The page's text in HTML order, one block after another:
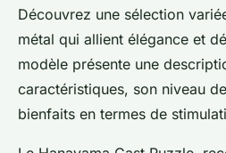
Découvrez une sélection
métal qui allient élégance et
modèle présente une
caractéristiques, son niveau
bienfaits en termes de